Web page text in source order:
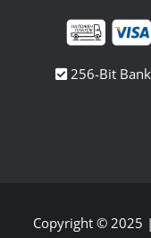
256-Bit
Copyright © 2025 |